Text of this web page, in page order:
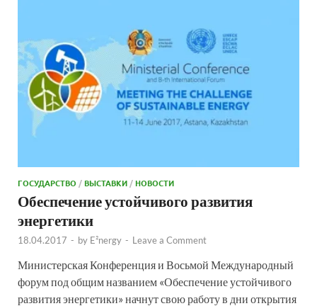
ГОСУДАРСТВО /ВЫСТАВКИ /НОВОСТИ
Обеспечение устойчивого развития
энергетики
18.04.2017 - by E²nergy - Leave a Comment
Министерская Конференция и Восьмой Международный
форум под общим названием «Обеспечение устойчивого
развития энергетики» начнут свою работу в дни открытия